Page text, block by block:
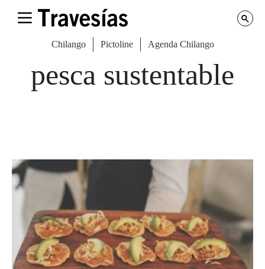
Chilango Pictoline Agenda Chilango
pesca sustentable